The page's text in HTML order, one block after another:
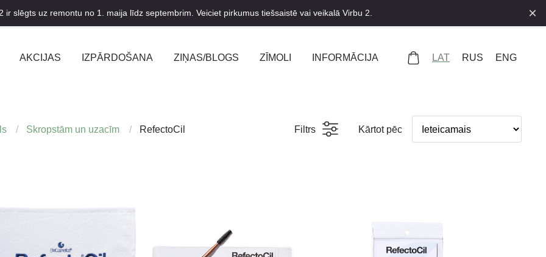
ir slēgts uz remontu no 1. maija līdz septembrim. Veiciet pirkumus tiešsaistē vai veikalā Virbu 2. ×
AKCIJAS IZPĀRDOŠANA ZIŅAS/BLOGS ZĪMOLI INFORMĀCIJA LAT RUS ENG
Skropstām un uzacīm RefectoCil Filtrs Kārtot pēc